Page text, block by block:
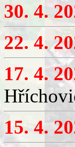
30. 4.
22. 4.
17. 4.
15. 4.